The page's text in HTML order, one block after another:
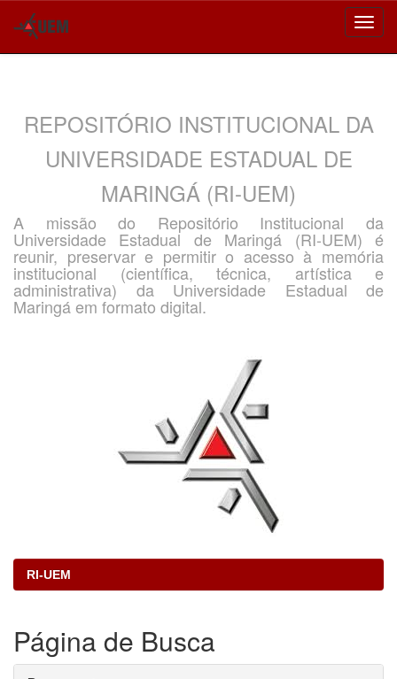
REPOSITÓRIO INSTITUCIONAL DA
UNIVERSIDADE ESTADUAL DE
MARINGÁ (RI-UEM)
A missão do Repositório Institucional da
Universidade Estadual de Maringá (RI-UEM) é
reunir, preservar e permitir o acesso à memória
institucional (científica, técnica, artística e
administrativa) da Universidade Estadual de
Maringá em formato digital.
RI-UEM
Página de Busca